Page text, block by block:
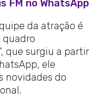
FM no WhatsApp
da atração é
quadro
que surgiu a partir
ele
novidades do